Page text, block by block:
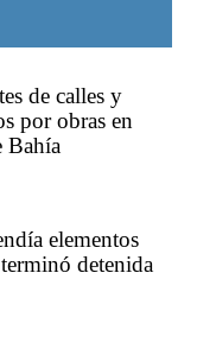
de calles y
por obras en
Bahía
elementos
detenida